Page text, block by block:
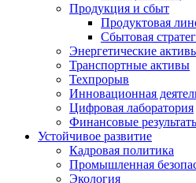
Продукция и сбыт
Продуктовая
Сбытовая
Энергетические
Транспортные активы
Техпрорыв
Инновационная
Цифровая лаборатория
Финансовые
Устойчивое развитие
Кадровая политика
Промышленная
Экология